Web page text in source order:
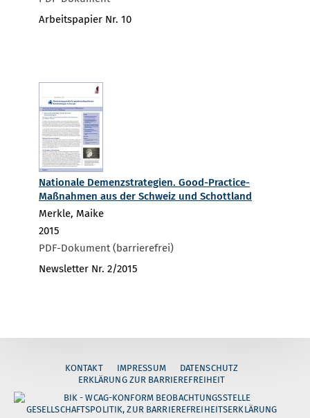
Arbeitspapier Nr. 10
Nationale Demenzstrategien. Good-Practice-
Maßnahmen aus der Schweiz und Schottland
Merkle, Maike
2015
PDF-Dokument (barrierefrei)
Newsletter Nr. 2/2015
KONTAKT IMPRESSUM
DATENSCHUTZ
ERKLÄRUNG ZUR BARRIEREFREIHEIT